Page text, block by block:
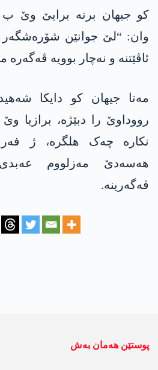
کو جیھان برنە برایێ وێ ب
وان: “لێ جوانێن
ئاڤێتنە و نەچار بوویە ڤەگەرە
مەتا جیھان کو دایکا
رووداوێ را دبێژە، برازیا
نکارە چەک ھلگرە، ژ
ھەسەدێ مەزلووم
ڤەگەرینە.
پوستێن ھەمان بەش